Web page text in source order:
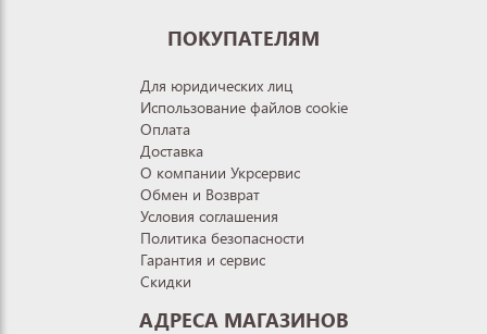
ПОКУПАТЕЛЯМ
Для юридических лиц
Использование файлов cookie
Оплата
Доставка
О компании Укрсервис
Обмен и Возврат
Условия соглашения
Политика безопасности
Гарантия и сервис
Скидки
АДРЕСА МАГАЗИНОВ